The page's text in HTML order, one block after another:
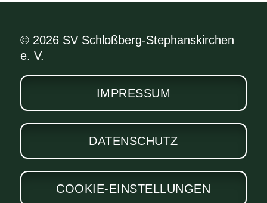
© 2026 SV Schloßberg-Stephanskirchen
e. V.
IMPRESSUM
DATENSCHUTZ
COOKIE-EINSTELLUNGEN